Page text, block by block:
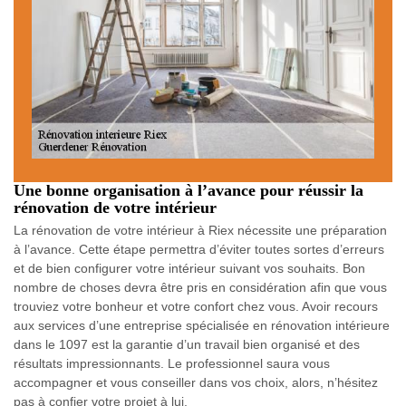
Une bonne organisation à l’avance pour réussir la
rénovation de votre intérieur
La rénovation de votre intérieur à Riex nécessite une préparation
à l’avance. Cette étape permettra d’éviter toutes sortes d’erreurs
et de bien configurer votre intérieur suivant vos souhaits. Bon
nombre de choses devra être pris en considération afin que vous
trouviez votre bonheur et votre confort chez vous. Avoir recours
aux services d’une entreprise spécialisée en rénovation intérieure
dans le 1097 est la garantie d’un travail bien organisé et des
résultats impressionnants. Le professionnel saura vous
accompagner et vous conseiller dans vos choix, alors, n’hésitez
pas à confier votre projet à lui.